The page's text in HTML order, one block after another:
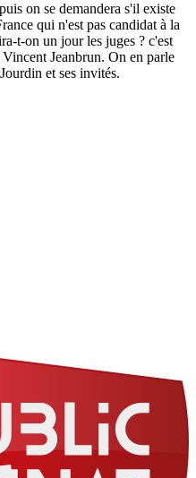
on se demandera s'il existe
qui n'est pas candidat à la
t-on un jour les juges ? c'est
Jeanbrun. On en parle
et ses invités.